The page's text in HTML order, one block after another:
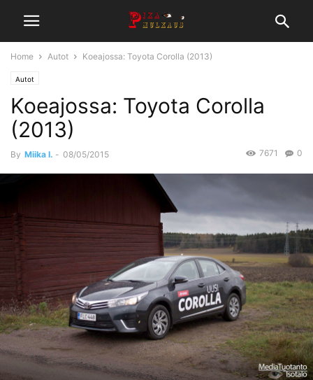
Home Autot Koeajossa: Toyota Corolla (2013)
Autot
Koeajossa: Toyota Corolla
(2013)
By Miika I. - 08/05/2015 0
7671